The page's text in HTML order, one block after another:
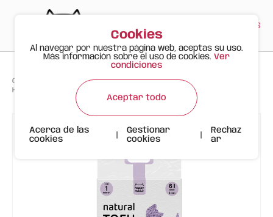
ES
Gato Feliz Productos > Arenas >
HAPPY MEOW ARENA TOFU AGLOMERANTE PARA GATO Lavanda 2mm 6L
Cookies
Al navegar por nuestra página web, aceptas su uso.
Más información sobre el uso de cookies. Ver
condiciones
Aceptar todo
Acerca de las
cookies
Gestionar
cookies
Rechaz
ar